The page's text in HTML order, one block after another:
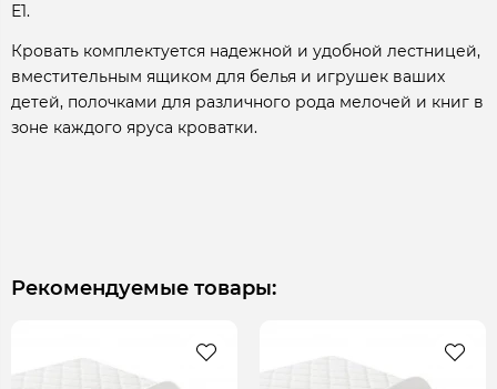
Е1.
Кровать комплектуется надежной и удобной лестницей,
вместительным ящиком для белья и игрушек ваших
детей, полочками для различного рода мелочей и книг в
зоне каждого яруса кроватки.
Рекомендуемые товары: